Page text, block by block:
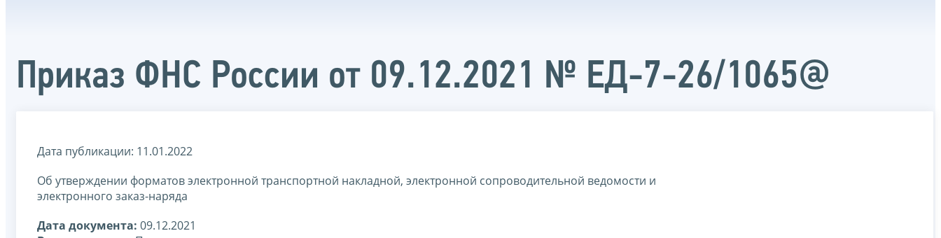
Приказ ФНС России от 09.12.2021 № ЕД-7-26/1065@
Дата публикации: 11.01.2022
Об утверждении форматов электронной транспортной накладной, электронной сопроводительной ведомости и
электронного заказ-наряда
Дата документа: 09.12.2021